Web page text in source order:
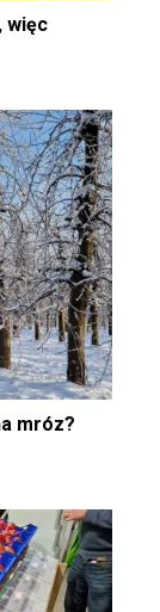
więc
mróz?